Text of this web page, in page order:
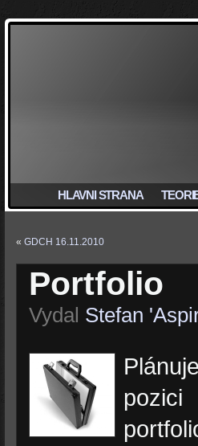
HLAVNI STRANA
« GDCH 16.11.2010
Portfolio
Vydal Stefan
pozici